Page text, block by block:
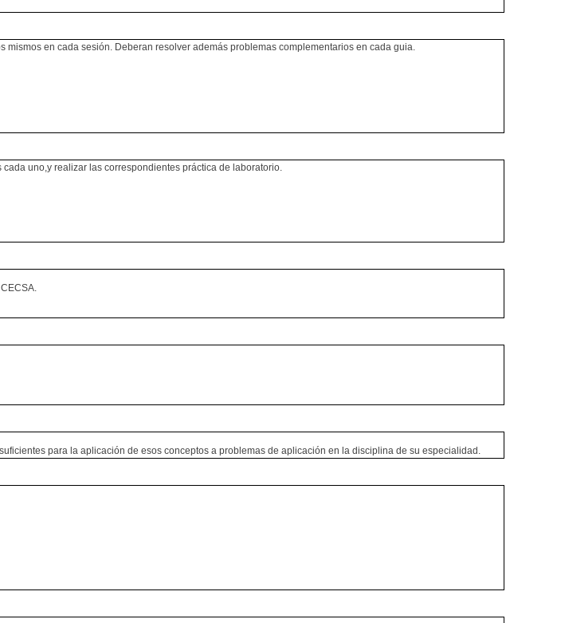
en cada sesión. Deberan resolver además problemas complementarios en cada guia.
uno,y realizar las correspondientes práctica de laboratorio.
para la aplicación de esos conceptos a problemas de aplicación en la disciplina de su especialidad.